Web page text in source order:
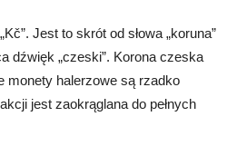
Jest to skrót od słowa „koruna”
dźwięk „czeski”. Korona czeska
monety halerzowe są rzadko
jest zaokrąglana do pełnych